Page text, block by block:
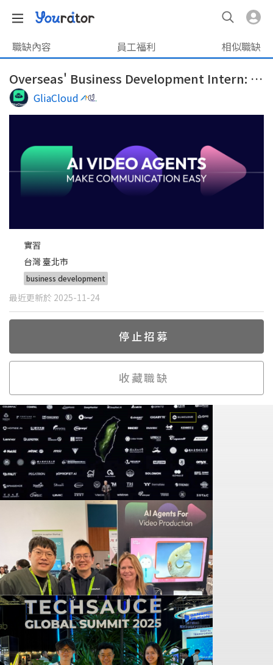
職缺內容 員工福利 相似職缺
Overseas' Business Development Intern: Philippines, Thailand(海外商務開發實習生:菲律賓)
GliaCloud
實習
台灣 臺北市
business development
最近更新於 2025-11-24
停止招募
收藏職缺